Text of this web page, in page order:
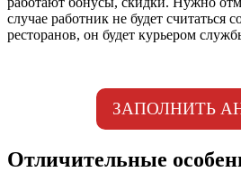
случае работник не будет считаться
ресторанов, он будет курьером
ЗАПОЛНИТЬ
Отличительные